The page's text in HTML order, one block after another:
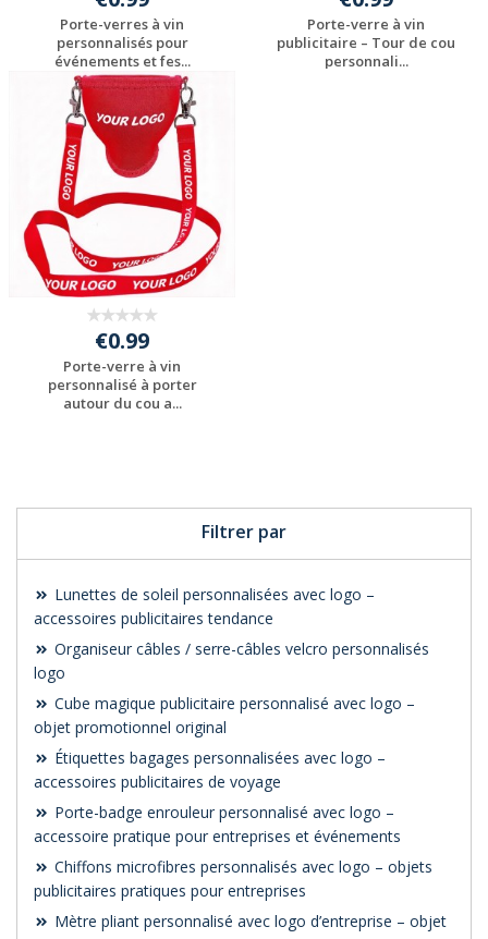
Filtrer par
Lunettes de soleil personnalisées avec logo –
accessoires publicitaires tendance
Organiseur câbles / serre-câbles velcro personnalisés
logo
Cube magique publicitaire personnalisé avec logo –
objet promotionnel original
Étiquettes bagages personnalisées avec logo –
accessoires publicitaires de voyage
Porte-badge enrouleur personnalisé avec logo –
accessoire pratique pour entreprises et événements
Chiffons microfibres personnalisés avec logo – objets
publicitaires pratiques pour entreprises
Mètre pliant personnalisé avec logo d’entreprise – objet
Porte-verres à vin
personnalisés pour
événements et fes...
Personnaliser avec
votre logo
Porte-verre à vin
publicitaire – Tour de cou
personnali...
€0.99
Porte-verre à vin
personnalisé à porter
autour du cou a...